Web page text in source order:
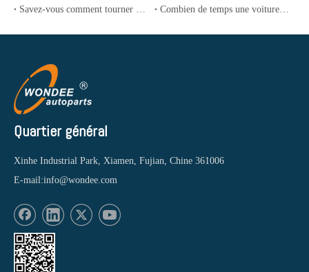
Savez-vous comment tourner à gauche dans la zone d'attente? Quand dois-je entrer?
Combien de temps une voiture peut-elle être stationnée et non conduite au maximum?
Quartier général
Xinhe Industrial Park, Xiamen, Fujian, Chine 361006
E-mail:info@wondee.com